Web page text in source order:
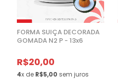
FORMA SUIÇA DECORADA
GOMADA N2 P - 13x6
R$20,00
4x de R$5,00 sem juros